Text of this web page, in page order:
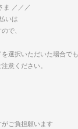
ま ／／／
いは
で、
選択いただいた場合でも
意ください。
ご負担願います